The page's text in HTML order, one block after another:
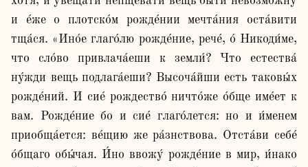
и е́же о плотско́м рожде́нии мечта́ния оста́вити
тща́ся. «Ино́е глаго́лю рожде́ние, рече́, о́ Никоди́ме,
что сло́во привлача́еши к земли́? Что естества́
ну́жди вещь подлага́еши? Высоча́йши есть таковы́х
рожде́ний. И сие́ рождество́ ничто́же о́бще име́ет к
вам. Рожде́ние бо и сие́ глаго́лется: но и и́менем
приобща́ется: ве́щию же ра́знствова. Отста́ви себе́
о́бщаго обы́чая. И́но ввожу́ рожде́ние в мир, и́нако